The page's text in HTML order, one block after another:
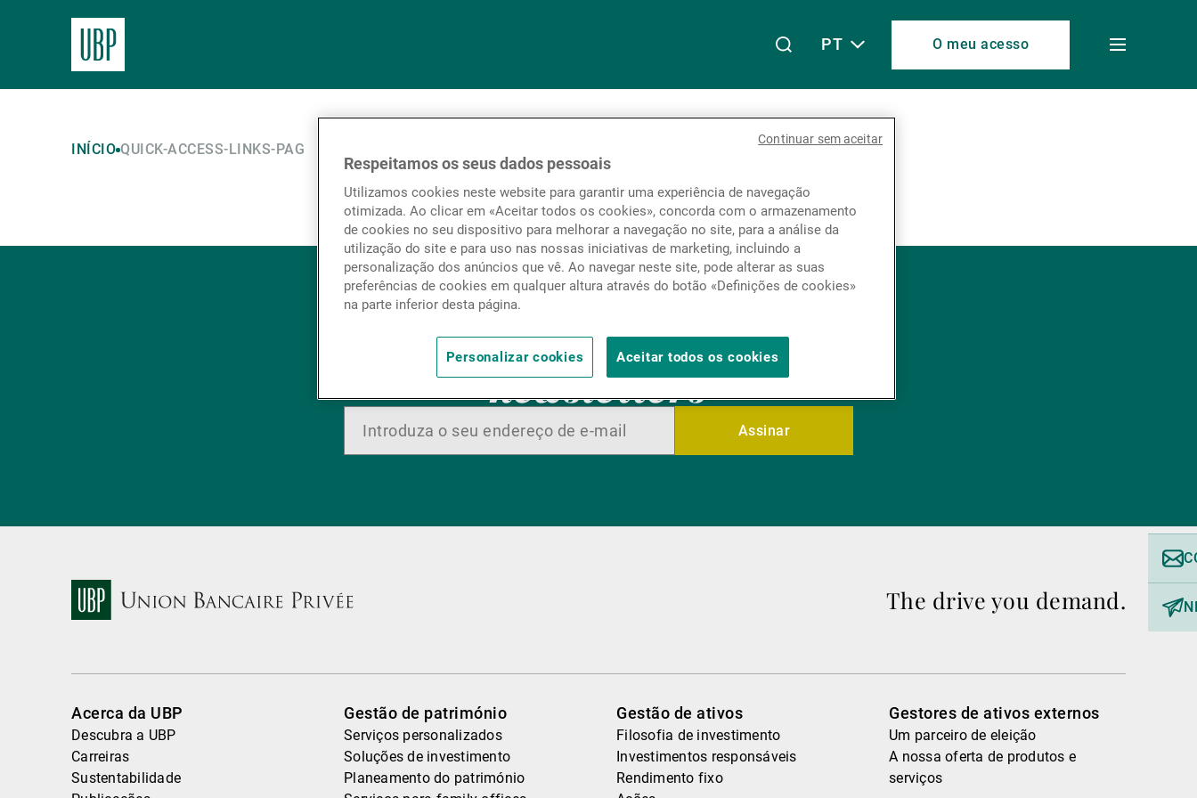
Acerca da UBP
Gestão de património
Gestão de ativos
Gestores de ativos externos
Notícias e informação
PT O meu acesso
Toggle
INÍCIO QUICK-ACCESS-LINKS-PAG
Assine asnossas
newsletters
Assinar
The drive you demand.
Acerca da UBP
Descubra a UBP
Carreiras
Sustentabilidade
Gestão de património
Serviços personalizados
Soluções de investimento
Planeamento do património
Gestão de ativos
Filosofia de investimento
Investimentos responsáveis
Rendimento fixo
Gestores de ativos externos
Um parceiro de eleição
A nossa oferta de produtos e
serviços
Respeitamos os seus dados pessoais
Utilizamos cookies neste website para garantir uma experiência de navegação
otimizada. Ao clicar em «Aceitar todos os cookies», concorda com o armazenamento
de cookies no seu dispositivo para melhorar a navegação no site, para a análise da
utilização do site e para uso nas nossas iniciativas de marketing, incluindo a
personalização dos anúncios que vê. Ao navegar neste site, pode alterar as suas
preferências de cookies em qualquer altura através do botão «Definições de cookies»
na parte inferior desta página.
Personalizar cookies Aceitar todos os cookies
Continuar sem aceitar